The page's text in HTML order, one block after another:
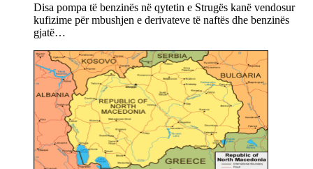
Disa pompa të benzinës në qytetin e Strugës kanë vendosur
kufizime për mbushjen e derivateve të naftës dhe benzinës
gjatë…